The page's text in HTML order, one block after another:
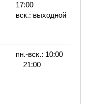
17:00
вск.: выходной
пн.-вск.: 10:00
—21:00